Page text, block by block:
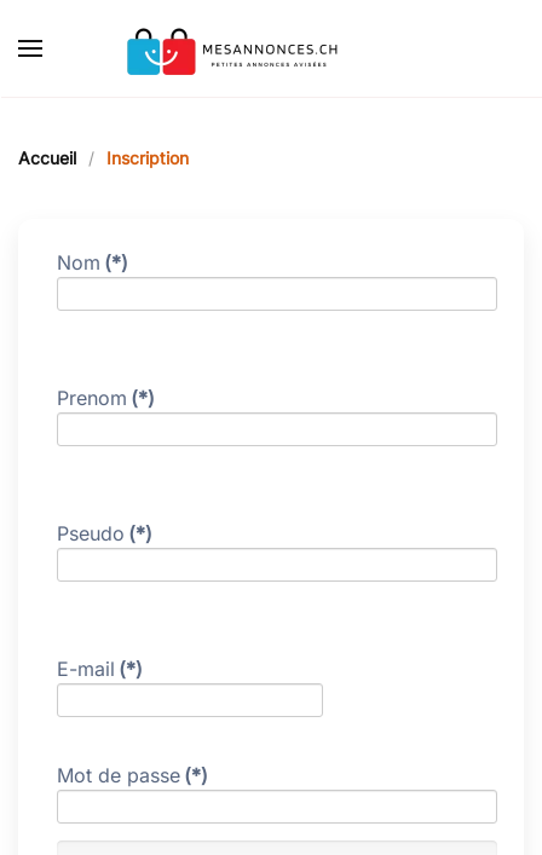
Accéder au contenu principal
Accueil Inscription
Nom (*)
Prenom (*)
Pseudo (*)
E-mail (*)
Mot de passe (*)